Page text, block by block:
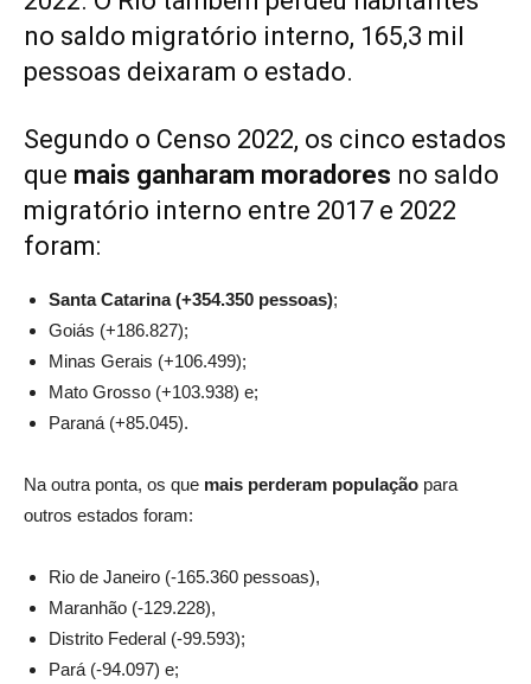
no saldo migratório interno, 165,3 mil
pessoas deixaram o estado.
Segundo o Censo 2022, os cinco estados
que mais ganharam moradores no saldo
migratório interno entre 2017 e 2022
foram:
Santa Catarina (+354.350 pessoas);
Goiás (+186.827);
Minas Gerais (+106.499);
Mato Grosso (+103.938) e;
Paraná (+85.045).
Na outra ponta, os que mais perderam população para
outros estados foram:
Rio de Janeiro (-165.360 pessoas),
Maranhão (-129.228),
Distrito Federal (-99.593);
Pará (-94.097) e;